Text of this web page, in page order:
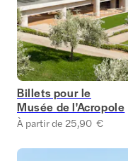
Billets pour le
Musée de l'Acropole
À partir de 25,90 €